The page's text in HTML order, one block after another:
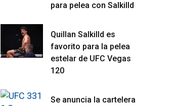
para pelea con Salkilld
Quillan Salkilld es
favorito para la pelea
estelar de UFC Vegas
120
Se anuncia la cartelera